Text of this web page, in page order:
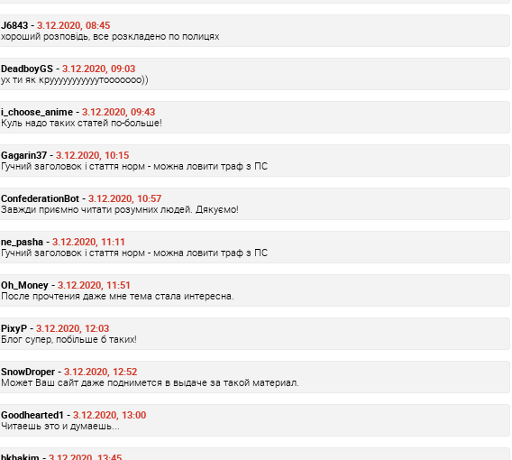
J6843 - 3.12.2020, 08:45
хороший розповідь, все розкладено по полицях
DeadboyGS - 3.12.2020, 09:03
ух ти як крууууууууууутооооооо))
i_choose_anime - 3.12.2020, 09:43
Куль надо таких статей по-больше!
Gagarin37 - 3.12.2020, 10:15
Гучний заголовок і стаття норм - можна ловити траф з ПС
ConfederationBot - 3.12.2020, 10:57
Завжди приємно читати розумних людей. Дякуємо!
ne_pasha - 3.12.2020, 11:11
Гучний заголовок і стаття норм - можна ловити траф з ПС
Oh_Money - 3.12.2020, 11:51
После прочтения даже мне тема стала интересна.
PixyP - 3.12.2020, 12:03
Блог супер, побільше б таких!
SnowDroper - 3.12.2020, 12:52
Может Ваш сайт даже поднимется в выдаче за такой материал.
Goodhearted1 - 3.12.2020, 13:00
Читаешь это и думаешь...